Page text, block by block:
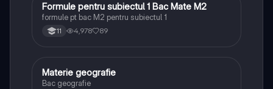
Matematică
Formule pentru subiectul 1 Bac Mate M2
formule pt bac M2 pentru subiectul 1
11 4,978 89
Geografie
Materie geografie
Bac geografie